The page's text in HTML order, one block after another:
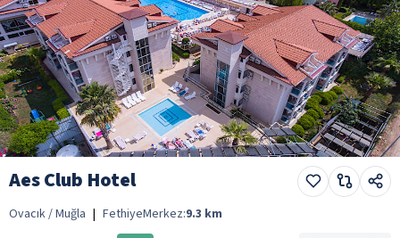
Aes Club Hotel
Ovacık / Muğla | FethiyeMerkez:9.3 km